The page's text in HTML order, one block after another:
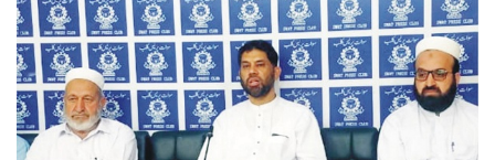
email